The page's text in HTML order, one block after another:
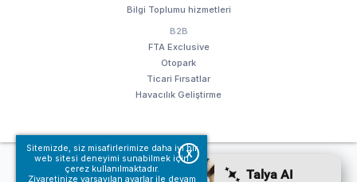
Sitemizde, siz misafirlerimize daha iyi bir
web sitesi deneyimi sunabilmek için
çerez kullanılmaktadır.
Ziyaretinize varsayılan ayarlar ile devam
X
Bilgi Toplumu hizmetleri
B2B
FTA Exclusive
Otopark
Ticari Fırsatlar
Havacılık Geliştirme
© Fraport TAV Antalya Havalimanı, 2018. Tüm hakları saklıdır.